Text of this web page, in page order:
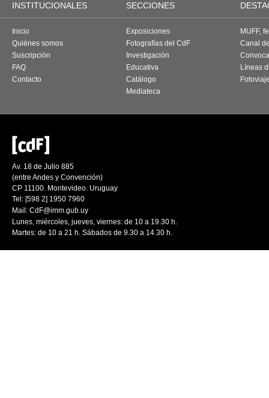
INSTITUCIONALES SECCIONES
Inicio
Quiénes somos
Suscripción
FAQ
Contacto
Exposiciones
Fotografías del CdF
Investigación
Educativa
Catálogo
Mediateca
MUFF,
Canal
Líneas
Av. 18 de Julio 885
(entre Andes y Convención)
CP 11100. Montevideo. Uruguay
Tel: [598 2] 1950 7960
Mail: CdF@imm.gub.uy
Lunes, miércoles, jueves, viernes: de 10 a 19.30 h.
Martes: de 10 a 21 h. Sábados de 9.30 a 14.30 h.